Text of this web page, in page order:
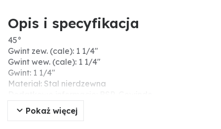
Opis i specyfikacja
45°
Gwint zew. (cale): 1 1/4"
Gwint wew. (cale): 1 1/4"
Gwint: 1 1/4"
Materiał: Stal nierdzewna
Pokaż więcej